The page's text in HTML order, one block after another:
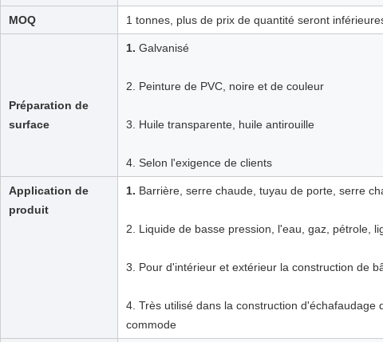
MOQ 1 tonnes, plus de prix de quantité seront
Préparation de
surface
1. Galvanisé
2. Peinture de PVC, noire et de couleur
3. Huile transparente, huile antirouille
4. Selon l'exigence de clients
Application de
produit
1. Barrière, serre chaude, tuyau de porte, serre
2. Liquide de basse pression, l'eau, gaz, pétrole,
3. Pour d'intérieur et extérieur la construction de
4. Très utilisé dans la construction d'échafaudage
commode